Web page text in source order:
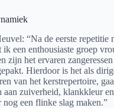
“Na de eerste repetitie
een enthousiaste groep
zijn het ervaren
Hierdoor is het als
van het kerstrepertoire,
aan zuiverheid, klankkleur
een flinke slag maken.”